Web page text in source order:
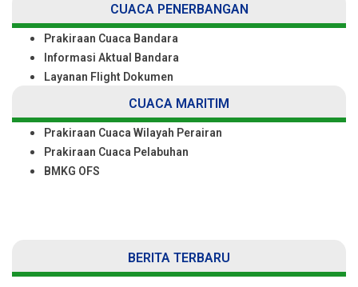
CUACA PENERBANGAN
Prakiraan Cuaca Bandara
Informasi Aktual Bandara
Layanan Flight Dokumen
CUACA MARITIM
Prakiraan Cuaca Wilayah Perairan
Prakiraan Cuaca Pelabuhan
BMKG OFS
BERITA TERBARU